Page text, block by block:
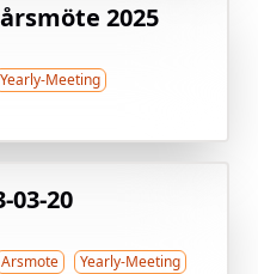
2025
Yearly-Meeting
03-20
Arsmote Yearly-Meeting